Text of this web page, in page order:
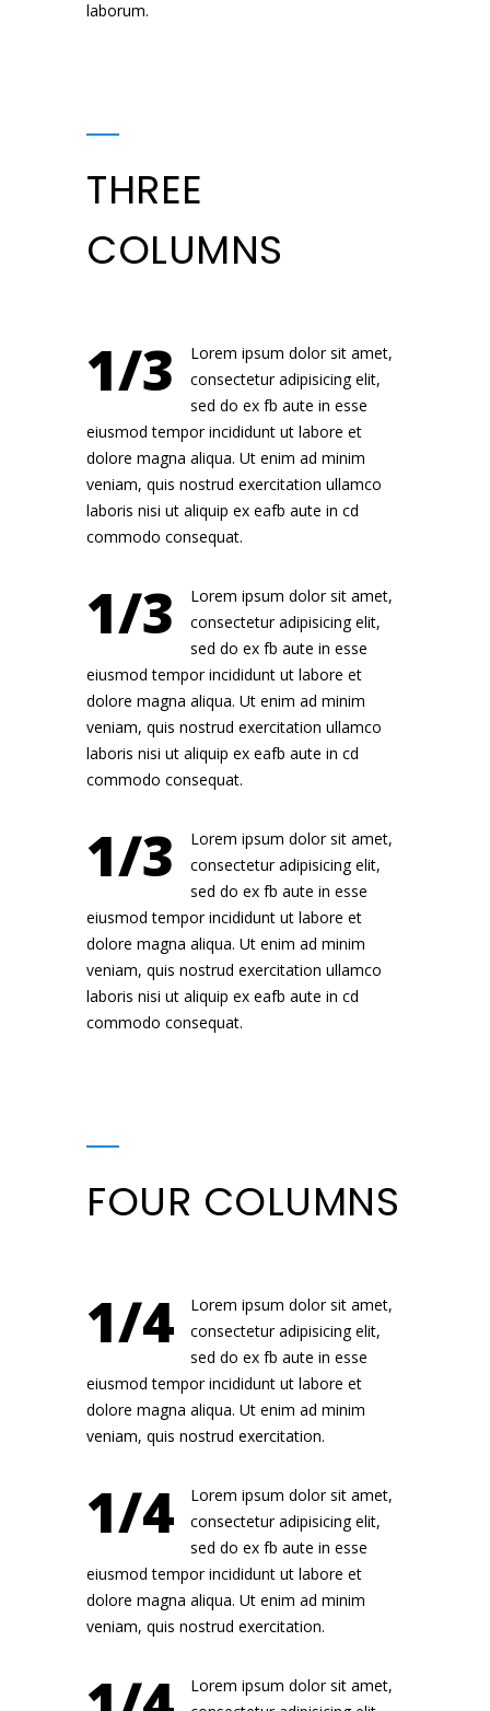
laborum.
THREE
COLUMNS
1/3
Lorem ipsum dolor sit amet,
consectetur adipisicing elit,
sed do ex fb aute in esse
eiusmod tempor incididunt ut labore et
dolore magna aliqua. Ut enim ad minim
veniam, quis nostrud exercitation ullamco
laboris nisi ut aliquip ex eafb aute in cd
commodo consequat.
1/3
Lorem ipsum dolor sit amet,
consectetur adipisicing elit,
sed do ex fb aute in esse
eiusmod tempor incididunt ut labore et
dolore magna aliqua. Ut enim ad minim
veniam, quis nostrud exercitation ullamco
laboris nisi ut aliquip ex eafb aute in cd
commodo consequat.
1/3
Lorem ipsum dolor sit amet,
consectetur adipisicing elit,
sed do ex fb aute in esse
eiusmod tempor incididunt ut labore et
dolore magna aliqua. Ut enim ad minim
veniam, quis nostrud exercitation ullamco
laboris nisi ut aliquip ex eafb aute in cd
commodo consequat.
FOUR COLUMNS
1/4
Lorem ipsum dolor sit amet,
consectetur adipisicing elit,
sed do ex fb aute in esse
eiusmod tempor incididunt ut labore et
dolore magna aliqua. Ut enim ad minim
veniam, quis nostrud exercitation.
1/4
Lorem ipsum dolor sit amet,
consectetur adipisicing elit,
sed do ex fb aute in esse
eiusmod tempor incididunt ut labore et
dolore magna aliqua. Ut enim ad minim
veniam, quis nostrud exercitation.
Lorem ipsum dolor sit amet,